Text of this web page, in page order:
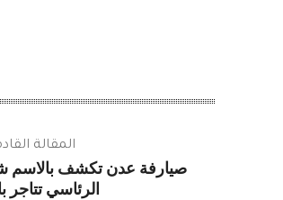
المقالة
صيارفة عدن تكشف بالاسم
الرئاسي تتاجر